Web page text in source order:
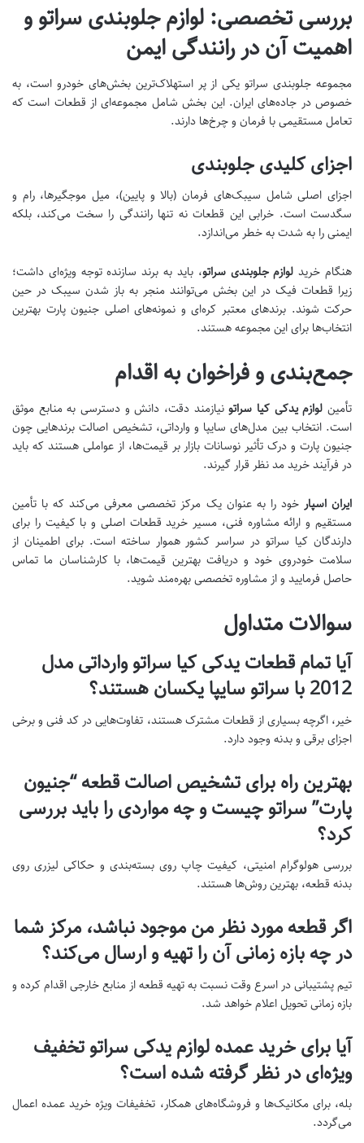
بررسی تخصصی: لوازم جلوبندی سراتو و
اهمیت آن در رانندگی ایمن
مجموعه جلوبندی سراتو یکی از پر استهلاک‌ترین بخش‌های خودرو است، به
خصوص در جاده‌های ایران. این بخش شامل مجموعه‌ای از قطعات است که
تعامل مستقیمی با فرمان و چرخ‌ها دارند.
اجزای کلیدی جلوبندی
اجزای اصلی شامل سیبک‌های فرمان (بالا و پایین)، میل موجگیرها، رام و
سگدست است. خرابی این قطعات نه تنها رانندگی را سخت می‌کند، بلکه
ایمنی را به شدت به خطر می‌اندازد.
هنگام خرید لوازم جلوبندی سراتو، باید به برند سازنده توجه ویژه‌ای داشت؛
زیرا قطعات فیک در این بخش می‌توانند منجر به باز شدن سیبک در حین
حرکت شوند. برندهای معتبر کره‌ای و نمونه‌های اصلی جنیون پارت بهترین
انتخاب‌ها برای این مجموعه هستند.
جمع‌بندی و فراخوان به اقدام
تأمین لوازم یدکی کیا سراتونیازمند دقت، دانش و دسترسی به منابع موثق
است. انتخاب بین مدل‌های سایپا و وارداتی، تشخیص اصالت برندهایی چون
جنیون پارت و درک تأثیر نوسانات بازار بر قیمت‌ها، از عواملی هستند که باید
در فرآیند خرید مد نظر قرار گیرند.
ایران اسپار خود را به عنوان یک مرکز تخصصی معرفی می‌کند که با تأمین
مستقیم و ارائه مشاوره فنی، مسیر خرید قطعات اصلی و با کیفیت را برای
دارندگان کیا سراتو در سراسر کشور هموار ساخته است. برای اطمینان از
سلامت خودروی خود و دریافت بهترین قیمت‌ها، با کارشناسان ما تماس
حاصل فرمایید و از مشاوره تخصصی بهره‌مند شوید.
سوالات متداول
آیا تمام قطعات یدکی کیا سراتو وارداتی مدل
2012 با سراتو سایپا یکسان هستند؟
خیر، اگرچه بسیاری از قطعات مشترک هستند، تفاوت‌هایی در کد فنی و برخی
اجزای برقی و بدنه وجود دارد.
بهترین راه برای تشخیص اصالت قطعه “جنیون
پارت” سراتو چیست و چه مواردی را باید بررسی
کرد؟
بررسی هولوگرام امنیتی، کیفیت چاپ روی بسته‌بندی و حکاکی لیزری روی
بدنه قطعه، بهترین روش‌ها هستند.
اگر قطعه مورد نظر من موجود نباشد، مرکز شما
در چه بازه زمانی آن را تهیه و ارسال می‌کند؟
تیم پشتیبانی در اسرع وقت نسبت به تهیه قطعه از منابع خارجی اقدام کرده و
بازه زمانی تحویل اعلام خواهد شد.
آیا برای خرید عمده لوازم یدکی سراتو تخفیف
ویژه‌ای در نظر گرفته شده است؟
بله، برای مکانیک‌ها و فروشگاه‌های همکار، تخفیفات ویژه خرید عمده اعمال
می‌گردد.